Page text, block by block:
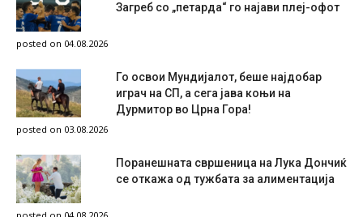
Загреб со „петарда“ го најави плеј-офот
posted on 04.08.2026
Го освои Мундијалот, беше најдобар
играч на СП, а сега јава коњи на
Дурмитор во Црна Гора!
posted on 03.08.2026
Поранешната свршеница на Лука Дончиќ
се откажа од тужбата за алиментација